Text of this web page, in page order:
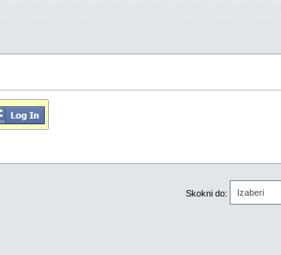
Skokni do: Izaberi